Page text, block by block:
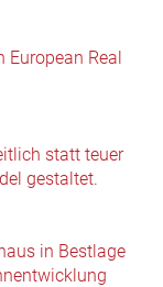
Real
statt teuer
gestaltet.
in Bestlage